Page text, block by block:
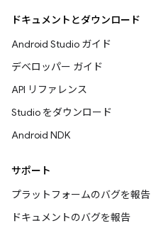
ドキュメントとダウンロード
Android Studio ガイド
デベロッパー ガイド
API リファレンス
Studio をダウンロード
Android NDK
サポート
プラットフォームのバグを報告
ドキュメントのバグを報告